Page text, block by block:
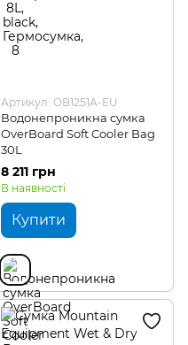
Артикул: OB1251A-EU
Водонепроникна сумка
OverBoard Soft Cooler Bag
30L
8 211 грн
В наявності
Купити